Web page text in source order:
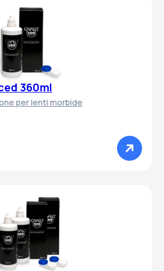
360ml
per lenti morbide